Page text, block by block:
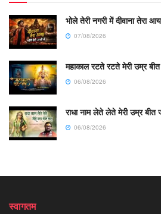
भोले तेरी नगरी में दीवाना तेरा
07/08/2026
महाकाल रटते रटते मेरी उम्र
06/08/2026
राधा नाम लेते लेते मेरी उम्र बीत
06/08/2026
स्वागतम